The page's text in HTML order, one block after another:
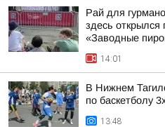
Рай для
здесь открылся
«Заводные
14:01
В Нижнем
по баскетболу
13:48